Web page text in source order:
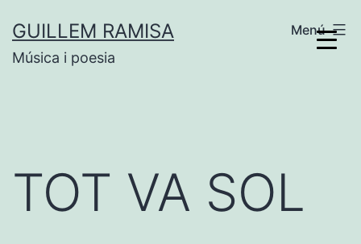
contingut
GUILLEM RAMISA
Música i poesia
Menú
TOT VA SOL